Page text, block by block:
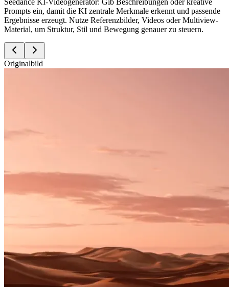
Prompts ein, damit die KI zentrale Merkmale erkennt und passende
Ergebnisse erzeugt. Nutze Referenzbilder, Videos oder Multiview-
Material, um Struktur, Stil und Bewegung genauer zu steuern.
Originalbild